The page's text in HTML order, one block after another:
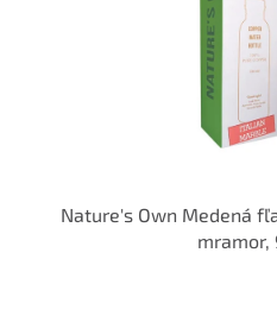
Nature's Own Medená
mramor,